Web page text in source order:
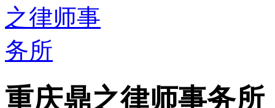
重庆鼎之律师事务所